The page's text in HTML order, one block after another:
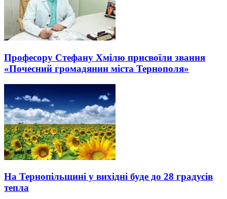
Професору Стефану Хмілю присвоїли звання
«Почесний громадянин міста Тернополя»
На Тернопільщині у вихідні буде до 28 градусів
тепла